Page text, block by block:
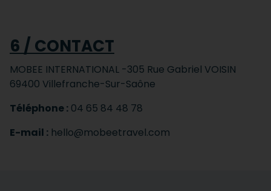
6 / CONTACT
MOBEE INTERNATIONAL -305 Rue Gabriel VOISIN
69400 Villefranche-Sur-Saône
Téléphone : 04 65 84 48 78
E-mail : hello@mobeetravel.com